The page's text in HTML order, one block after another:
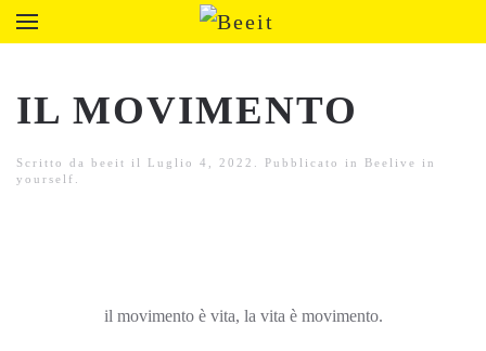
IL MOVIMENTO
Scritto da beeit il Luglio 4, 2022 . Pubblicato in Beelive in
yourself
il movimento è vita, la vita è movimento.